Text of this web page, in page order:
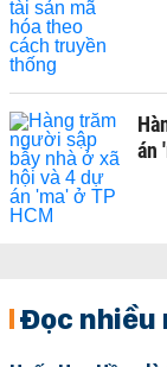
án
Đọc nhiều